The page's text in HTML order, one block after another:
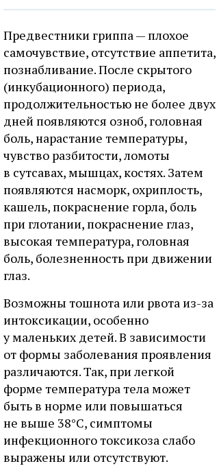
Предвестники гриппа — плохое
самочувствие, отсутствие аппетита,
познабливание. После скрытого
(инкубационного) периода,
продолжительностью не более двух
дней появляются озноб, головная
боль, нарастание температуры,
чувство разбитости, ломоты
в сутсавах, мышцах, костях. Затем
появляются насморк, охриплость,
кашель, покраснение горла, боль
при глотании, покраснение глаз,
высокая температура, головная
боль, болезненность при движении
глаз.
Возможны тошнота или рвота из-за
интоксикации, особенно
у маленьких детей. В зависимости
от формы заболевания проявления
различаются. Так, при легкой
форме температура тела может
быть в норме или повышаться
не выше 38°С, симптомы
инфекционного токсикоза слабо
выражены или отсутствуют.